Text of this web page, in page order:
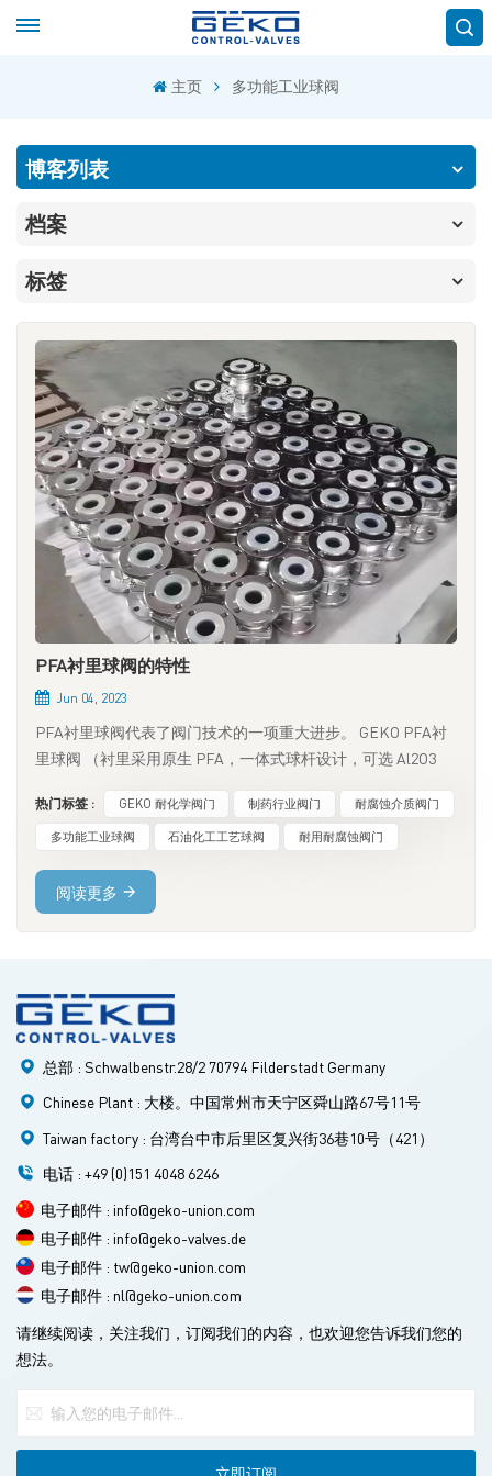
主页 多功能工业球阀
博客列表
档案
标签
PFA衬里球阀的特性
Jun 04, 2023
PFA衬里球阀代表了阀门技术的一项重大进步。 GEKO PFA衬
里球阀 （衬里采用原生 PFA，一体式球杆设计，可选 Al2O3
制系统的性能和耐久性，提供独特的耐腐蚀性和可靠密封性能
的组合。 PFA（全氟烷氧基聚合物）是一种聚合物，它与
宽广的工作温度范围。 PFA衬里 到 GEKO PFA衬里球阀 可提供
额外的防护层，防止腐蚀性液体的侵蚀，因此非常适合在盛行
广泛应用于化工加工厂、石油化工行业和制药厂。PFA衬里不
仅能保护阀门免受腐蚀，还能确保流体顺畅流动，最大限度地
减少摩擦，并防止沉积物的积聚，从而避免阀门效率随时间推
移而降低。 设计 GEKO PFA衬里球阀 该阀门采用带PFA衬里
的球体，可实现严密的关闭性能。PFA衬里起到有效的屏障作
用，防止腐蚀性介质与阀门的金属部件接触。这种设计显著延
长了阀门的使用寿命，减少了维护频率，使其成为处理腐蚀性
化学品的行业经济高效的解决方案。 而且， PFA衬里球阀 它
们具有优异的耐高温性能，因此适用于对高温有严格要求的应
用场合。PFA的热稳定性与球阀的坚固设计相结合，确保即使
在严苛的运行条件下也能可靠运行。 除了耐腐蚀和耐极端温
度之外， PFA衬里球阀 这些阀门因其操作和安装简便而备受青
睐。它们提供多种尺寸和配置，可无缝集成到不同的管道系统
中。PFA的低摩擦特性有助于阀门平稳运行，从而提高流体控
制过程的整体效率。 综上所述， PFA衬里球阀 这些阀门充分
关闭的特性，使其在需要可靠控制腐蚀性流体的行业中不可或
（例如PFA衬里球阀）的需求预计将会增长，这将进一步巩固
热门标签 : GEKO 耐化学阀门 制药行业阀门
耐腐蚀介质阀门
多功能工业球阀
石油化工工艺球阀 耐用耐腐蚀阀门
阅读更多
总部 : Schwalbenstr.28/2 70794 Filderstadt Germany
Chinese Plant : 大楼。中国常州市天宁区舜山路67号11号
Taiwan factory : 台湾台中市后里区复兴街36巷10号（421）
电话 : +49 (0)151 4048 6246
电子邮件 : info@geko-union.com
电子邮件 : info@geko-valves.de
电子邮件 : tw@geko-union.com
电子邮件 : nl@geko-union.com
请继续阅读，关注我们，订阅我们的内容，也欢迎您告诉我们您的
想法。